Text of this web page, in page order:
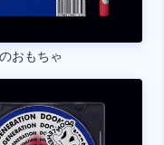
おもちゃ